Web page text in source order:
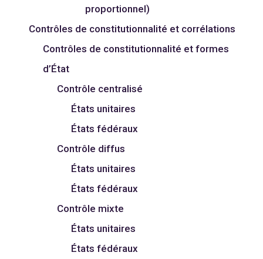
proportionnel)
Contrôles de constitutionnalité et corrélations
Contrôles de constitutionnalité et formes
d’État
Contrôle centralisé
États unitaires
États fédéraux
Contrôle diffus
États unitaires
États fédéraux
Contrôle mixte
États unitaires
États fédéraux